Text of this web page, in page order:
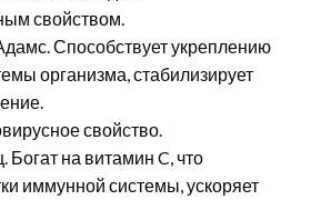
свойством.
Способствует укреплению
организма, стабилизирует
свойство.
Богат на витамин C, что
иммунной системы, ускоряет